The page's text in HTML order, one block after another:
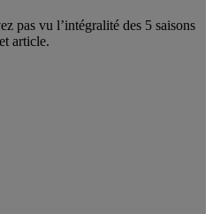
pas vu l’intégralité des 5 saisons
article.